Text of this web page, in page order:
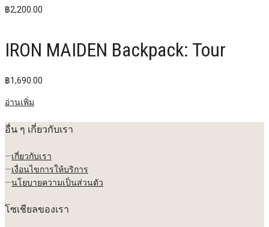
฿2,200.00
IRON MAIDEN Backpack: Tour
฿1,690.00
อ่านเพิ่ม
อื่น ๆ เกี่ยวกับเรา
—เกี่ยวกับเรา
—เงื่อนไขการให้บริการ
—นโยบายความเป็นส่วนตัว
โซเชียลของเรา